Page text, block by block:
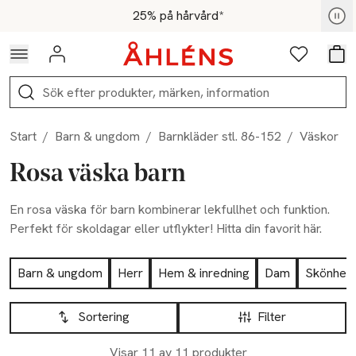
Hoppa till navigationsmenyn25% på hårvård*
För medlemmar - Shoppa nu
Logga in Favoriter
Sök
Start / Barn & ungdom / Barnkläder stl. 86-152 / Väskor
Rosa väska barn
En rosa väska för barn kombinerar lekfullhet och funktion.
Perfekt för skoldagar eller utflykter! Hitta din favorit här.
Hoppa till produktsidan
Barn & ungdom Herr Hem & inredning Dam
Skönhet
Hoppa till produktsidan
Filter
Sortering
Lista över produkter